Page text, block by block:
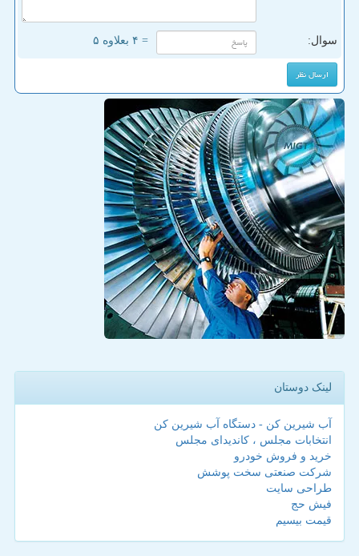
سوال: = ۴ بعلاوه ۵
لینک دوستان
آب شیرین کن - دستگاه آب شیرین کن
انتخابات مجلس ، کاندیدای مجلس
خرید و فروش خودرو
شرکت صنعتی سخت پوشش
طراحی سایت
فیش حج
قیمت بیسیم